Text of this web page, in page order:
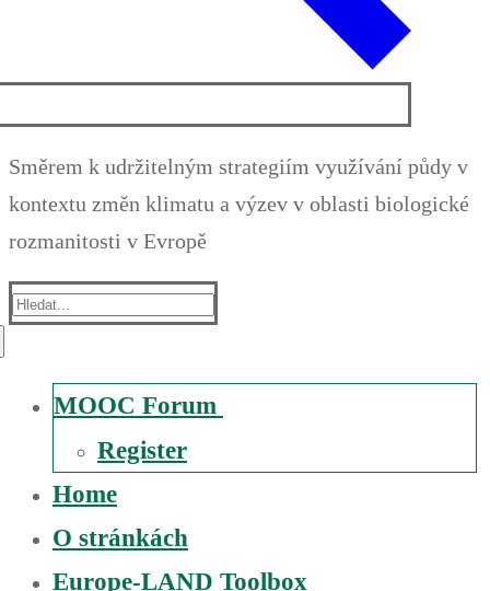
Směrem k udržitelným strategiím využívání půdy v
kontextu změn klimatu a výzev v oblasti biologické
rozmanitosti v Evropě
Suche
MOOC Forum
Register
Home
O stránkách
Europe-LAND Toolbox